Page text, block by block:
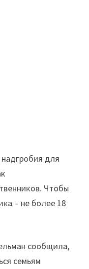
надгробия для
Чтобы
– не более 18
сообщила,
семьям